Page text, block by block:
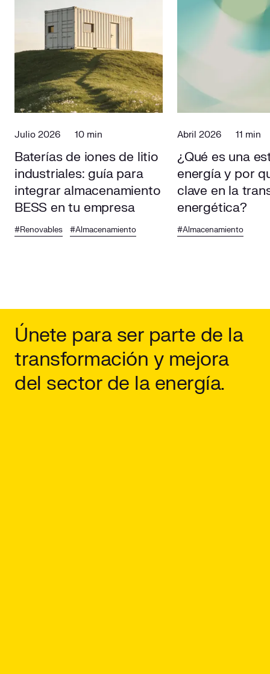
Julio 2026 10 min
Baterías de iones de litio
industriales: guía para
integrar almacenamiento
BESS en tu empresa
#Renovables #Almacenamiento
Abril 2026 11 min
¿Qué es una
energía y por
clave en la
energética?
#Almacenamiento
Únete para ser parte de la
transformación y mejora
del sector de la energía.